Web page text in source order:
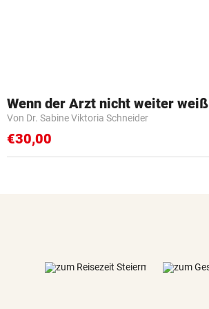
Wenn der Arzt nicht weiter weiß
Von Dr. Sabine Viktoria Schneider
€30,00